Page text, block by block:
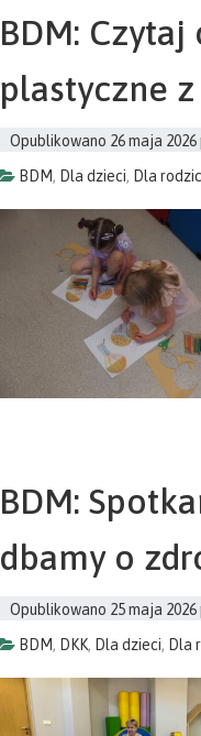
BDM:
plastyczne
Opublikowano 26 maja 2026
BDM, Dla dzieci, Dla
BDM:
dbamy o
Opublikowano 25 maja 2026
BDM, DKK, Dla dzieci, Dla